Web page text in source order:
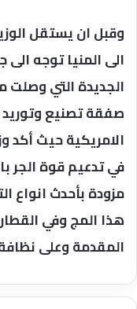
الى المنيا توجه الى
الجديدة التي وصلت
الامريكية حيث أكد
في تدعيم قوة الجر
مزودة بأحدث انواع
هذا المج وفي
المقدمة وعلى